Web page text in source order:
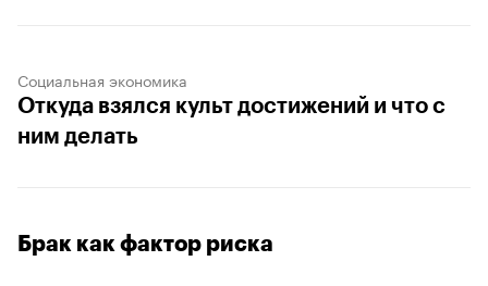
Социальная экономика
Откуда взялся культ достижений и что с
ним делать
Брак как фактор риска